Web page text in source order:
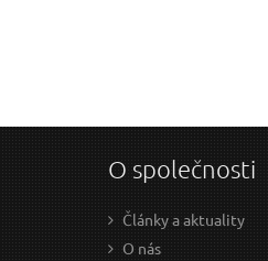
O společnosti
Články a aktuality
O nás